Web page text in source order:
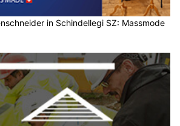
in Schindellegi SZ: Massmode